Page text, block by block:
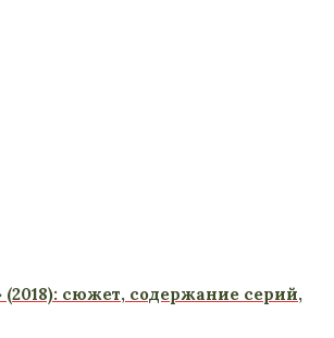
сюжет, содержание серий,